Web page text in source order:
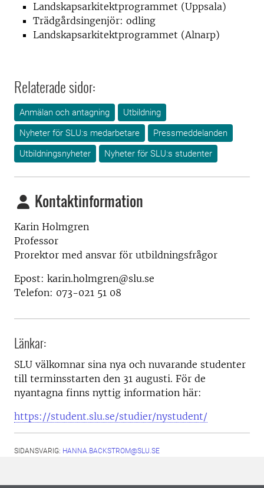
Landskapsarkitektprogrammet (Uppsala)
Trädgårdsingenjör: odling
Landskapsarkitektprogrammet (Alnarp)
Relaterade sidor:
Anmälan och antagning
Utbildning
Nyheter för SLU:s medarbetare
Pressmeddelanden
Utbildningsnyheter
Nyheter för SLU:s studenter
Kontaktinformation
Karin Holmgren
Professor
Prorektor med ansvar för utbildningsfrågor
Epost: karin.holmgren@slu.se
Telefon: 073-021 51 08
Länkar:
SLU välkomnar sina nya och nuvarande studenter
till terminsstarten den 31 augusti. För de
nyantagna finns nyttig information här:
https://student.slu.se/studier/nystudent/
SIDANSVARIG: HANNA.BACKSTROM@SLU.SE